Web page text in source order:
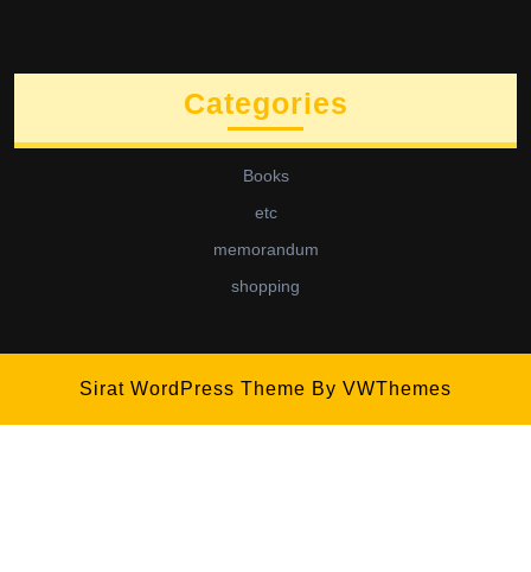
Categories
Books
etc
memorandum
shopping
Sirat WordPress Theme By VWThemes